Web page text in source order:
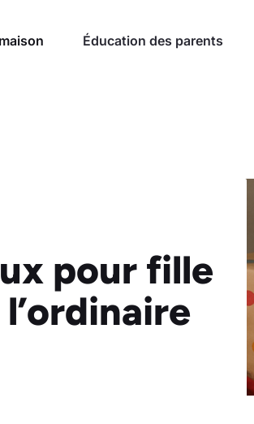
Éducation des parents
pour fille